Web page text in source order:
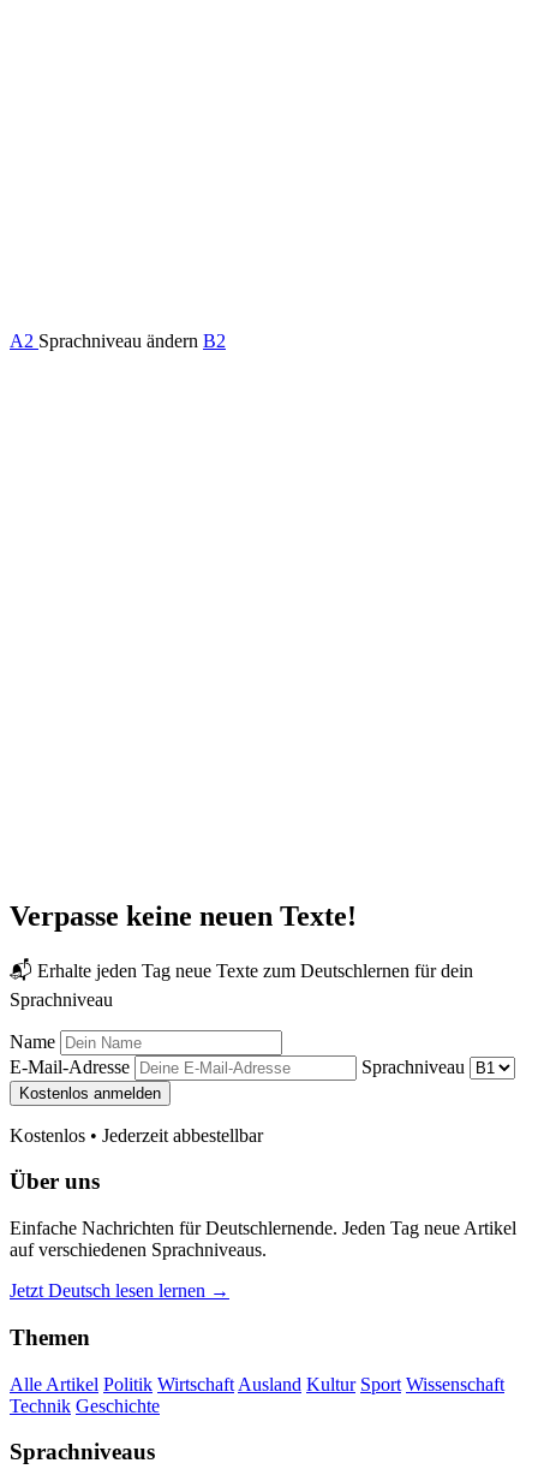
A2 Sprachniveau ändern B2
Verpasse keine neuen Texte!
📬 Erhalte jeden Tag neue Texte zum Deutschlernen für dein
Sprachniveau
Name
E-Mail-Adresse
Sprachniveau
Kostenlos anmelden
Kostenlos • Jederzeit abbestellbar
Über uns
Einfache Nachrichten für Deutschlernende. Jeden Tag neue Artikel
auf verschiedenen Sprachniveaus.
Jetzt Deutsch lesen lernen →
Themen
Alle Artikel Politik Wirtschaft Ausland Kultur Sport Wissenschaft
Technik Geschichte
Sprachniveaus